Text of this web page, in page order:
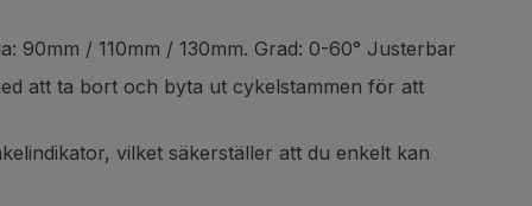
90mm / 110mm / 130mm. Grad: 0-60° Justerbar
att ta bort och byta ut cykelstammen för att
vilket säkerställer att du enkelt kan